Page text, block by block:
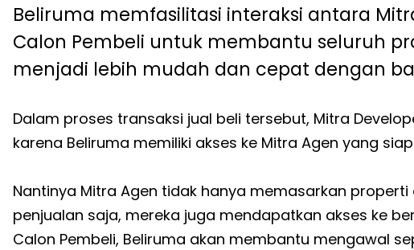
Beliruma memfasilitasi interaksi antara
Calon Pembeli untuk membantu seluruh
menjadi lebih mudah dan cepat dengan
Dalam proses transaksi jual beli tersebut, Mitra
karena Beliruma memiliki akses ke Mitra Agen yang
Nantinya Mitra Agen tidak hanya memasarkan
penjualan saja, mereka juga mendapatkan akses ke
Calon Pembeli, Beliruma akan membantu mengawal